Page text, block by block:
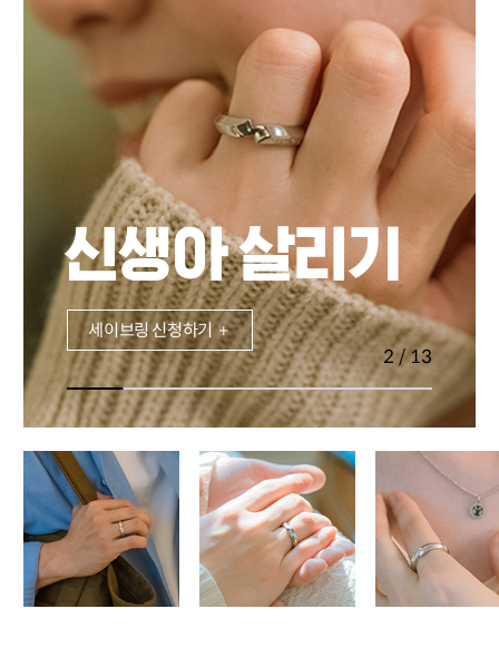
신생아 살리기
세이브링 신청하기 ＋
2 / 13